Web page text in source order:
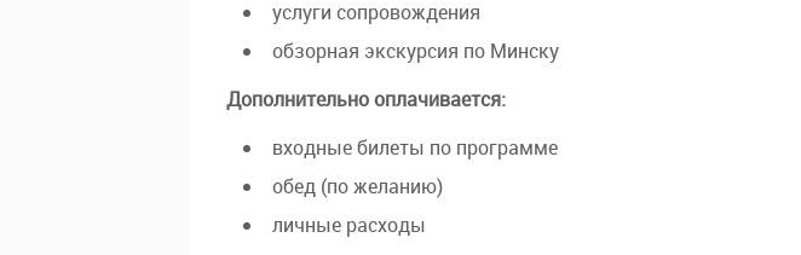
услуги сопровождения
обзорная экскурсия по Минску
Дополнительно оплачивается:
входные билеты по программе
обед (по желанию)
личные расходы